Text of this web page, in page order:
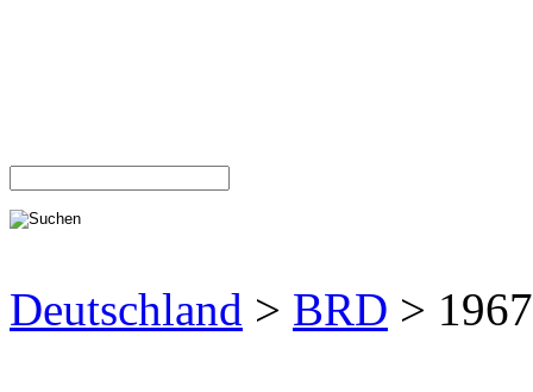
Deutschland > BRD >